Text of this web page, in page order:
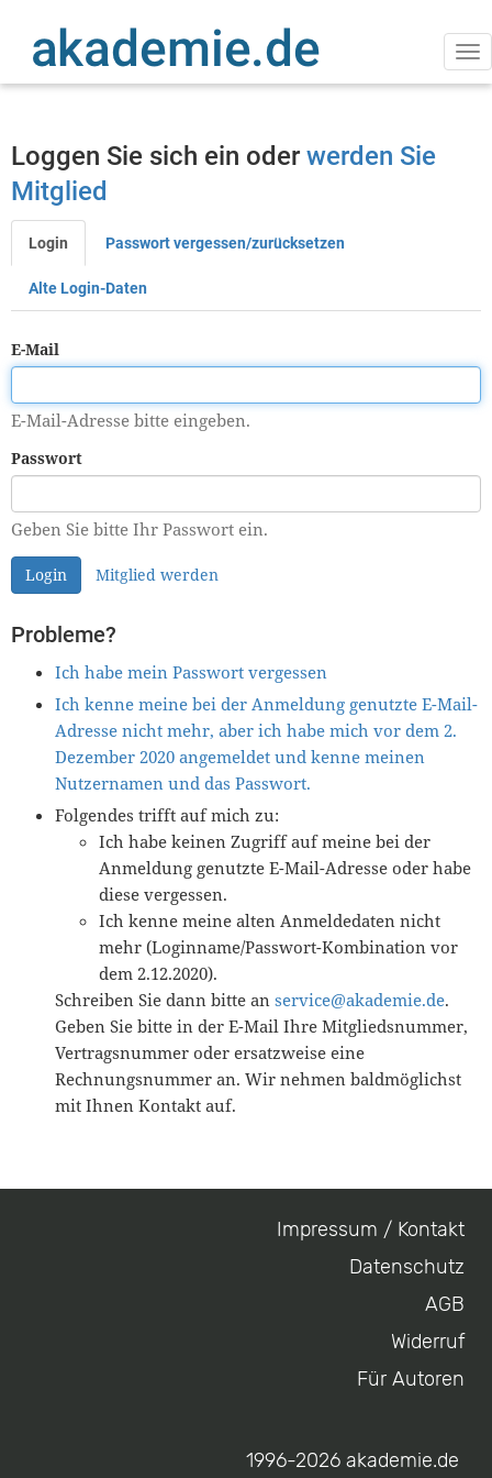
Inhalt
Loggen Sie sich ein oder werden Sie
Mitglied
Primäre
Reiter
Login Passwort vergessen/zurücksetzen
Alte Login-Daten
E-Mail
E-Mail-Adresse bitte eingeben.
Passwort
Geben Sie bitte Ihr Passwort ein.
Login Mitglied werden
Probleme?
Ich habe mein Passwort vergessen
Ich kenne meine bei der Anmeldung genutzte E-Mail-
Adresse nicht mehr, aber ich habe mich vor dem 2.
Dezember 2020 angemeldet und kenne meinen
Nutzernamen und das Passwort.
Folgendes trifft auf mich zu:
Ich habe keinen Zugriff auf meine bei der
Anmeldung genutzte E-Mail-Adresse oder habe
diese vergessen.
Ich kenne meine alten Anmeldedaten nicht
mehr (Loginname/Passwort-Kombination vor
dem 2.12.2020).
Schreiben Sie dann bitte an service@akademie.de.
Geben Sie bitte in der E-Mail Ihre Mitgliedsnummer,
Vertragsnummer oder ersatzweise eine
Rechnungsnummer an. Wir nehmen baldmöglichst
mit Ihnen Kontakt auf.
Impressum / Kontakt
Datenschutz
AGB
Widerruf
Für Autoren
1996-2026 akademie.de